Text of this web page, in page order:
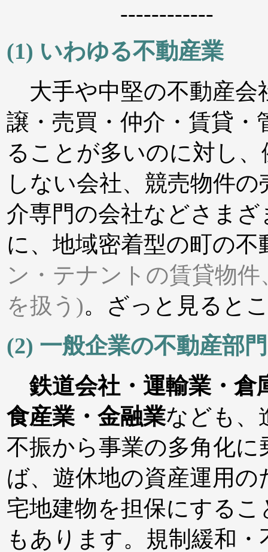
------------
(1) いわゆる不動産業
大手や中堅の不動産会
譲・売買・仲介・賃貸
ることが多いのに対し
しない会社、競売物件
介専門の会社などさま
に、地域密着型の町の不
ン・テナントの賃貸物
を扱う)。ざっと見ると
(2) 一般企業の不動産部門
鉄道会社・運輸業・倉
食産業・金融業なども、
不振から事業の多角化
ば、遊休地の資産運用
宅地建物を担保にする
もあります。規制緩和